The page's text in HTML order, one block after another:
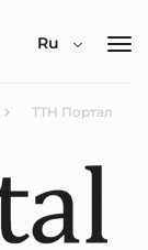
0800-
Ru
ТТН Портал